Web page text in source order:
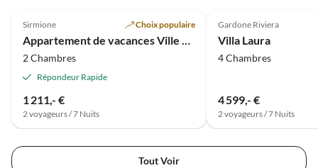
Sirmione Choix populaire
2 Chambres
Répondeur Rapide
1 211,- €
2 voyageurs / 7 Nuits
Gardone Riviera
Villa Laura
4 Chambres
4 599,- €
2 voyageurs / 7 Nuits
Tout Voir